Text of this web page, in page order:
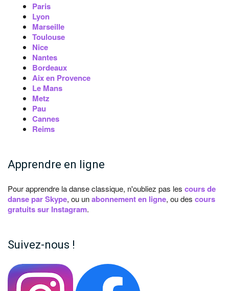
Paris
Lyon
Marseille
Toulouse
Nice
Nantes
Bordeaux
Aix en Provence
Le Mans
Metz
Pau
Cannes
Reims
Apprendre en ligne
Pour apprendre la danse classique, n'oubliez pas les cours de
danse par Skype, ou unabonnement en ligne, ou des cours
gratuits sur Instagram.
Suivez-nous !